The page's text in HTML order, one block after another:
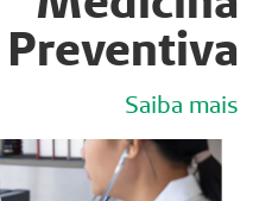
Preventiva
Saiba mais